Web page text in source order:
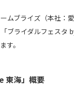
ムブライズ（本社：
ブライダルフェス
す。
東海」概要